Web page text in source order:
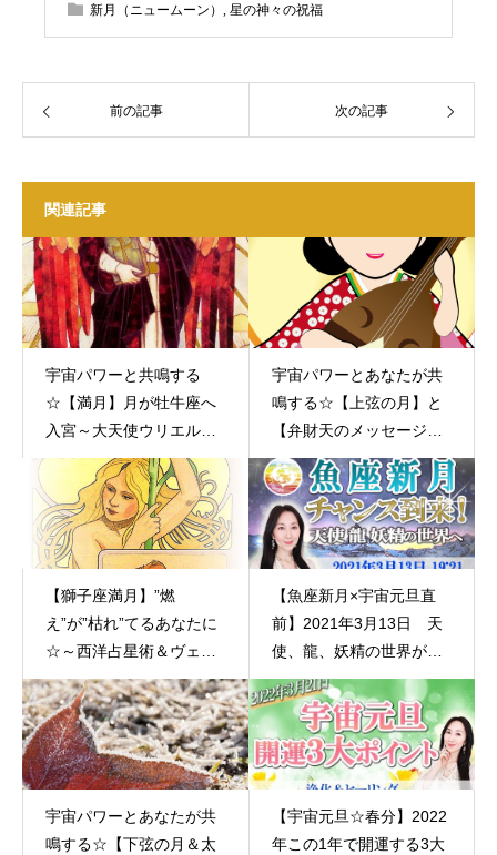
新月（ニュームーン） 星の神々の祝福
前の記事 次の記事
関連記事
宇宙パワーと共鳴する
☆【満月】月が牡牛座へ
入宮～大天使ウリエルか
らのメッセージ～１１月
１４日（月）
宇宙パワーとあなたが共
鳴する☆【上弦の月】と
【弁財天のメッセージ】
１１月８日（火）
【獅子座満月】”燃
え”が”枯れ”てるあなたに
☆～西洋占星術＆ヴェス
タメッセージ～ 大阪 東京
【魚座新月×宇宙元旦直
前】2021年3月13日 天
使、龍、妖精の世界が開
かれていく 龍メッセー
ジ 大阪 東京
宇宙パワーとあなたが共
鳴する☆【下弦の月＆太
【宇宙元旦☆春分】2022
年この1年で開運する3大